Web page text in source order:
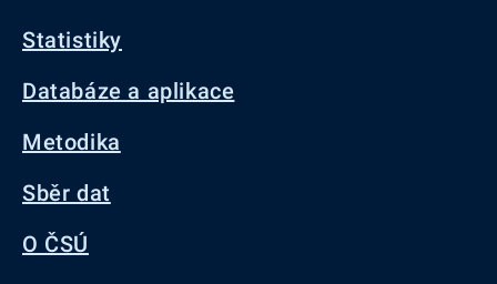
Statistiky
Databáze a aplikace
Metodika
Sběr dat
O ČSÚ